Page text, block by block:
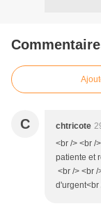
C chtricote
<br /> <br /
patiente et
<br /> <br
d'urgent<br